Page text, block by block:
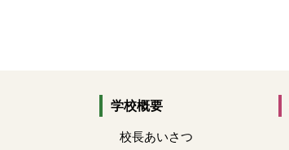
学校概要
校長あいさつ